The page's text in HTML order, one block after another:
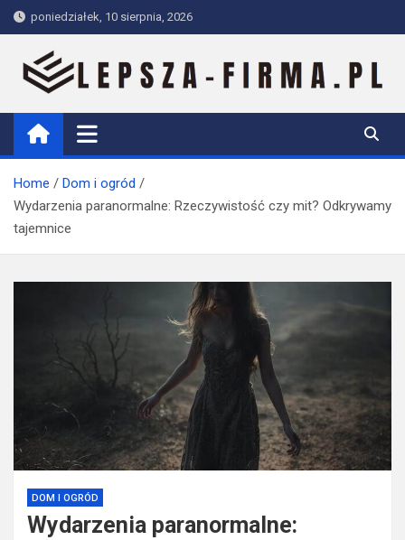
Skip
to
content
poniedziałek, 10 sierpnia, 2026
Lepsza-firma.pl
Home
Dom i ogród
Wydarzenia paranormalne: Rzeczywistość czy mit? Odkrywamy
tajemnice
DOM I OGRÓD
Wydarzenia paranormalne: